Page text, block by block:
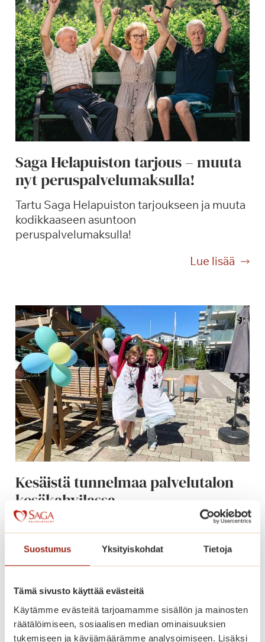
Suostumus Yksityiskohdat Tietoja
Tämä sivusto käyttää evästeitä
Käytämme evästeitä tarjoamamme sisällön ja mainosten
räätälöimiseen, sosiaalisen median ominaisuuksien
tukemiseen ja kävijämäärämme analysoimiseen. Lisäksi
Saga Helapuiston tarjous – muuta
nyt peruspalvelumaksulla!
Tartu Saga Helapuiston tarjoukseen ja muuta
kodikkaaseen asuntoon
peruspalvelumaksulla!
Lue lisää
S
a
e
l
a
p
u
i
s
t
o
t
s
u
u
Kesäistä tunnelmaa palvelutalon
kesäkahvilassa
Lue lisää
K
s
s
t